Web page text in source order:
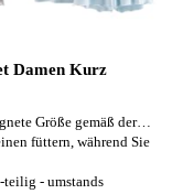
Damen Kurz
Größe gemäß der…
füttern, während Sie
- umstands